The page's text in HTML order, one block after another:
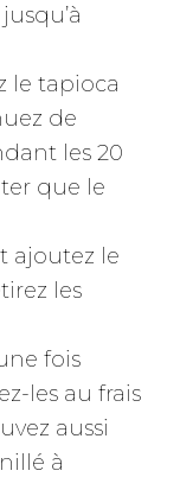
le tapioca
de
les 20
que le
ajoutez le
les
fois
les au frais
aussi
à